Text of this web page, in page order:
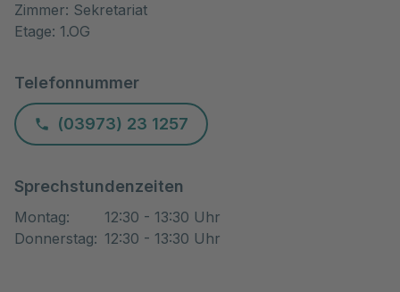
Zimmer: Sekretariat
Etage: 1.OG
Telefonnummer
(03973) 23 1257
Sprechstundenzeiten
Montag:
12:30 - 13:30 Uhr
Donnerstag: 12:30 - 13:30 Uhr